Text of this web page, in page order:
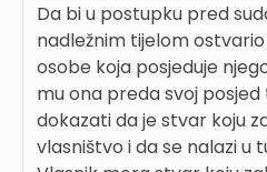
Da bi u postupku pred
nadležnim tijelom
osobe koja posjeduje
mu ona preda svoj
dokazati da je stvar koju
vlasništvo i da se nalazi u